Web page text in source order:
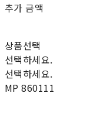
추가 금액
상품선택
선택하세요.
선택하세요.
MP 860111